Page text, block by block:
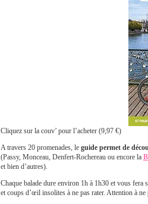
Cliquez sur la couv’ pour l’acheter (9,97 €)
A travers 20 promenades, le guide permet de
(Passy, Monceau, Denfert-Rochereau ou encore la
et bien d’autres).
Chaque balade dure environ 1h à 1h30 et vous fera
et coups d’œil insolites à ne pas rater. Attention à